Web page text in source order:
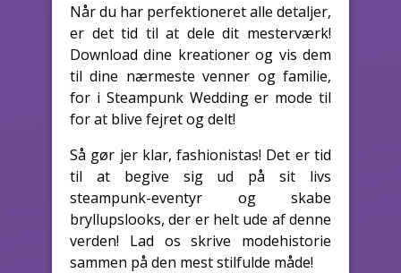
Når du har perfektioneret alle detaljer,
er det tid til at dele dit mesterværk!
Download dine kreationer og vis dem
til dine nærmeste venner og familie,
for i Steampunk Wedding er mode til
for at blive fejret og delt!
Så gør jer klar, fashionistas! Det er tid
til at begive sig ud på sit livs
steampunk-eventyr og skabe
bryllupslooks, der er helt ude af denne
verden! Lad os skrive modehistorie
sammen på den mest stilfulde måde!